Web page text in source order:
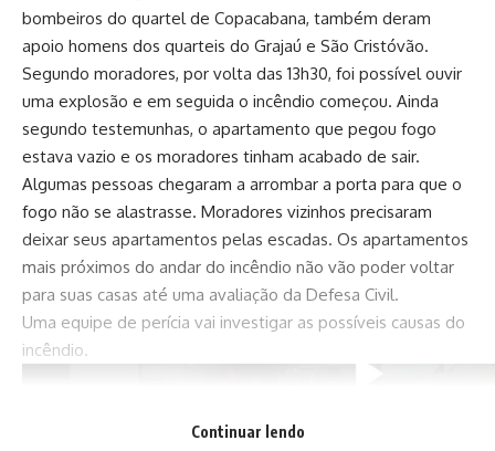
bombeiros do quartel de Copacabana, também deram
apoio homens dos quarteis do Grajaú e São Cristóvão.
Segundo moradores, por volta das 13h30, foi possível ouvir
uma explosão e em seguida o incêndio começou. Ainda
segundo testemunhas, o apartamento que pegou fogo
estava vazio e os moradores tinham acabado de sair.
Algumas pessoas chegaram a arrombar a porta para que o
fogo não se alastrasse. Moradores vizinhos precisaram
deixar seus apartamentos pelas escadas. Os apartamentos
mais próximos do andar do incêndio não vão poder voltar
para suas casas até uma avaliação da Defesa Civil.
Uma equipe de perícia vai investigar as possíveis causas do
incêndio.
Continuar lendo